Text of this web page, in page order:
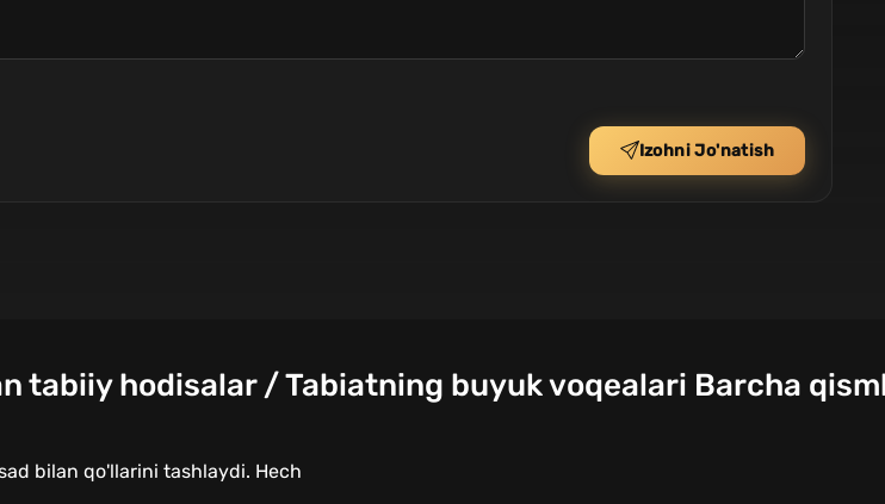
Izohni Jo'natish
tabiiy hodisalar / Tabiatning buyuk voqealari Barcha
bilan qo'llarini tashlaydi. Hech